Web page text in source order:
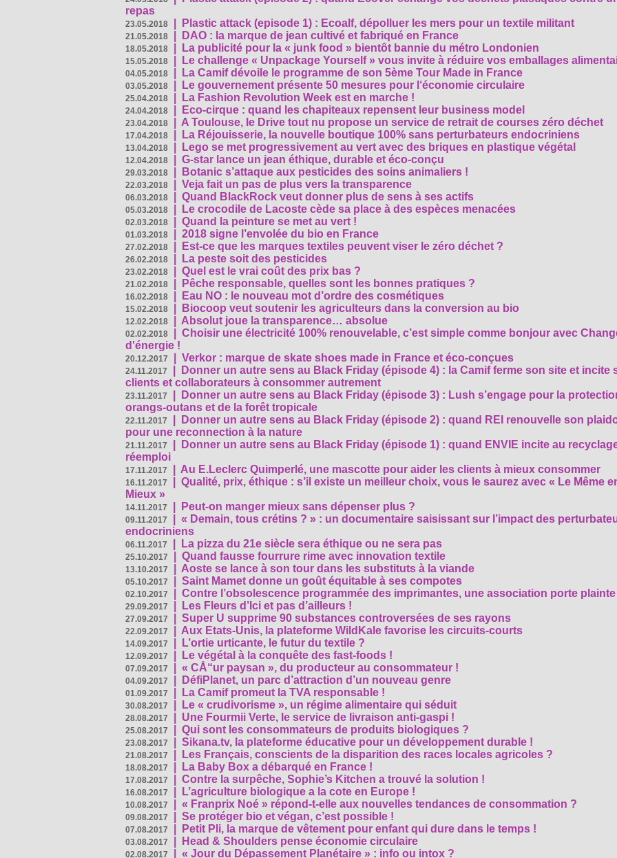
repas
23.05.2018 Plastic attack (episode 1) : Ecoalf, dépolluer les mers pour un textile militant
21.05.2018 DAO : la marque de jean cultivé et fabriqué en France
18.05.2018 La publicité pour la « junk food » bientôt bannie du métro Londonien
15.05.2018 Le challenge « Unpackage Yourself » vous invite à réduire vos emballages
04.05.2018 La Camif dévoile le programme de son 5ème Tour Made in France
03.05.2018 Le gouvernement présente 50 mesures pour l‘économie circulaire
25.04.2018 La Fashion Revolution Week est en marche !
24.04.2018 Eco-cirque : quand les chapiteaux repensent leur business model
23.04.2018 A Toulouse, le Drive tout nu propose un service de retrait de courses zéro déchet
17.04.2018 La Réjouisserie, la nouvelle boutique 100% sans perturbateurs endocriniens
13.04.2018 Lego se met progressivement au vert avec des briques en plastique végétal
12.04.2018 G-star lance un jean éthique, durable et éco-conçu
29.03.2018 Botanic s’attaque aux pesticides des soins animaliers !
22.03.2018 Veja fait un pas de plus vers la transparence
06.03.2018 Quand BlackRock veut donner plus de sens à ses actifs
05.03.2018 Le crocodile de Lacoste cède sa place à des espèces menacées
02.03.2018 Quand la peinture se met au vert !
01.03.2018 2018 signe l’envolée du bio en France
27.02.2018 Est-ce que les marques textiles peuvent viser le zéro déchet ?
26.02.2018 La peste soit des pesticides
23.02.2018 Quel est le vrai coût des prix bas ?
21.02.2018 Pêche responsable, quelles sont les bonnes pratiques ?
16.02.2018 Eau NO : le nouveau mot d’ordre des cosmétiques
15.02.2018 Biocoop veut soutenir les agriculteurs dans la conversion au bio
12.02.2018 Absolut joue la transparence… absolue
02.02.2018
Choisir une électricité 100% renouvelable, c’est simple comme bonjour avec
d'énergie !
20.12.2017 Verkor : marque de skate shoes made in France et éco-conçues
24.11.2017
Donner un autre sens au Black Friday (épisode 4) : la Camif ferme son site et incite
clients et collaborateurs à consommer autrement
23.11.2017
Donner un autre sens au Black Friday (épisode 3) : Lush s’engage pour la
orangs-outans et de la forêt tropicale
22.11.2017
Donner un autre sens au Black Friday (épisode 2) : quand REI renouvelle son
pour une reconnection à la nature
21.11.2017
Donner un autre sens au Black Friday (épisode 1) : quand ENVIE incite au
réemploi
17.11.2017 Au E.Leclerc Quimperlé, une mascotte pour aider les clients à mieux consommer
16.11.2017
Qualité, prix, éthique : s’il existe un meilleur choix, vous le saurez avec « Le Même
Mieux »
14.11.2017 Peut-on manger mieux sans dépenser plus ?
09.11.2017
« Demain, tous crétins ? » : un documentaire saisissant sur l’impact des
endocriniens
06.11.2017 La pizza du 21e siècle sera éthique ou ne sera pas
25.10.2017 Quand fausse fourrure rime avec innovation textile
13.10.2017 Aoste se lance à son tour dans les substituts à la viande
05.10.2017 Saint Mamet donne un goût équitable à ses compotes
02.10.2017 Contre l’obsolescence programmée des imprimantes, une association porte plainte
29.09.2017 Les Fleurs d’Ici et pas d’ailleurs !
27.09.2017 Super U supprime 90 substances controversées de ses rayons
22.09.2017 Aux Etats-Unis, la plateforme WildKale favorise les circuits-courts
14.09.2017 L’ortie urticante, le futur du textile ?
12.09.2017 Le végétal à la conquête des fast-foods !
07.09.2017 « CÅ“ur paysan », du producteur au consommateur !
04.09.2017 DéfiPlanet, un parc d’attraction d’un nouveau genre
01.09.2017 La Camif promeut la TVA responsable !
30.08.2017 Le « crudivorisme », un régime alimentaire qui séduit
28.08.2017 Une Fourmii Verte, le service de livraison anti-gaspi !
25.08.2017 Qui sont les consommateurs de produits biologiques ?
23.08.2017 Sikana.tv, la plateforme éducative pour un développement durable !
21.08.2017 Les Français, conscients de la disparition des races locales agricoles ?
18.08.2017 La Baby Box a débarqué en France !
17.08.2017 Contre la surpêche, Sophie’s Kitchen a trouvé la solution !
16.08.2017 L’agriculture biologique a la cote en Europe !
10.08.2017 « Franprix Noé » répond-t-elle aux nouvelles tendances de consommation ?
09.08.2017 Se protéger bio et végan, c’est possible !
07.08.2017 Petit Pli, la marque de vêtement pour enfant qui dure dans le temps !
03.08.2017 Head & Shoulders pense économie circulaire
02.08.2017 « Jour du Dépassement Planétaire » : info ou intox ?